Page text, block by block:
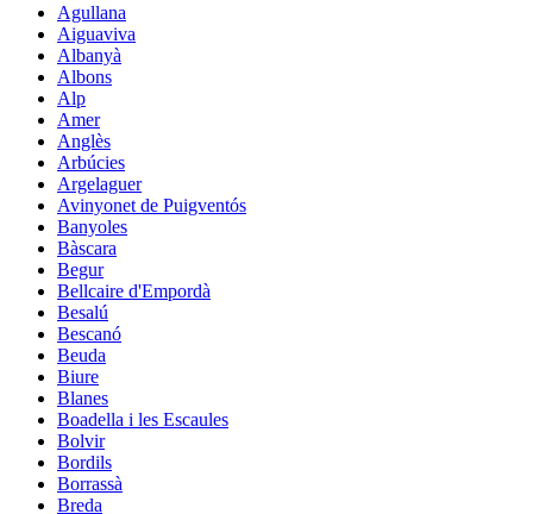
Agullana
Aiguaviva
Albanyà
Albons
Alp
Amer
Anglès
Arbúcies
Argelaguer
Avinyonet de Puigventós
Banyoles
Bàscara
Begur
Bellcaire d'Empordà
Besalú
Bescanó
Beuda
Biure
Blanes
Boadella i les Escaules
Bolvir
Bordils
Borrassà
Breda